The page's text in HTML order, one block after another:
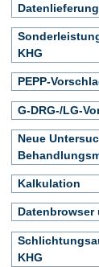
KHG
PEPP-
G-DRG-/LG-
Neue
Kalkulation
KHG